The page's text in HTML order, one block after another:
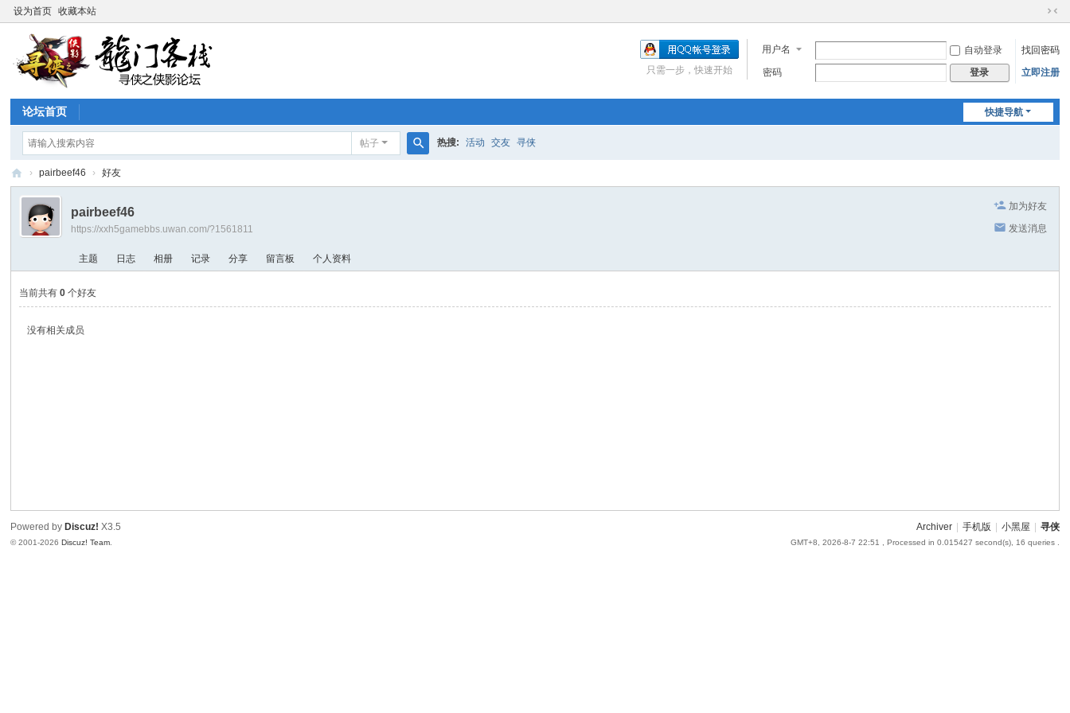
设为首页 收藏本站
切
到
窄
用户名 自动登录
找回密码
密码
登录 立即注册
只需一步，快速开始
快捷导航
论坛首页
帖子
索
热搜: 活动 交友 寻侠
寻
论
› pairbeef46 › 好友
加为好友
发送消息
pairbeef46
https://xxh5gamebbs.uwan.com/?1561811
主题 日志 相册 记录 分享 留言板 个人资料
当前共有0 个好友
没有相关成员
Archiver 手机版 小黑屋 寻侠
GMT+8, 2026-8-7 22:51 , Processed in 0.015427 second(s), 16 queries .
Powered by Discuz! X3.5
© 2001-2026Discuz! Team